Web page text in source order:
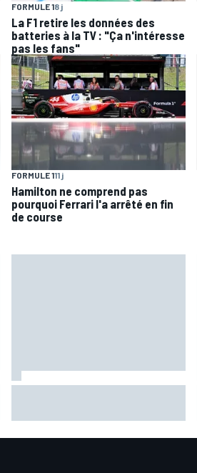
FORMULE 18 j
La F1 retire les données des
batteries à la TV : "Ça n'intéresse
pas les fans"
FORMULE 111 j
Hamilton ne comprend pas
pourquoi Ferrari l'a arrêté en fin
de course